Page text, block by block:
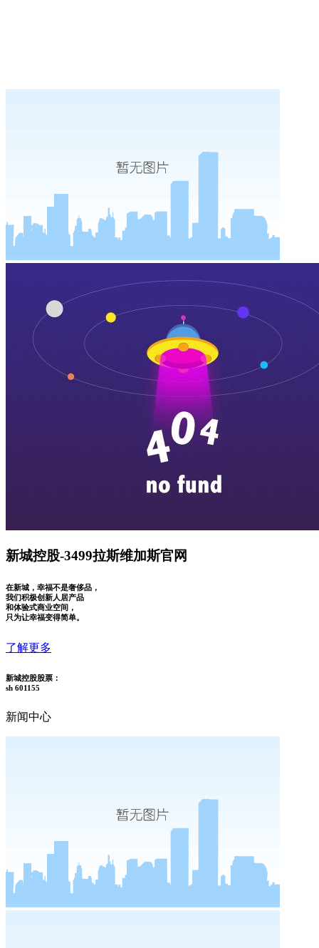
新城控股-3499拉斯维加斯官网
在新城，幸福不是奢侈品，
我们积极创新人居产品
和体验式商业空间，
只为让幸福变得简单。
了解更多
新城控股股票：
sh 601155
新闻中心